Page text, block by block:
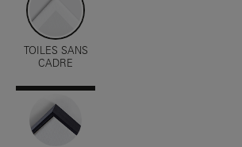
TOILES SANS
CADRE